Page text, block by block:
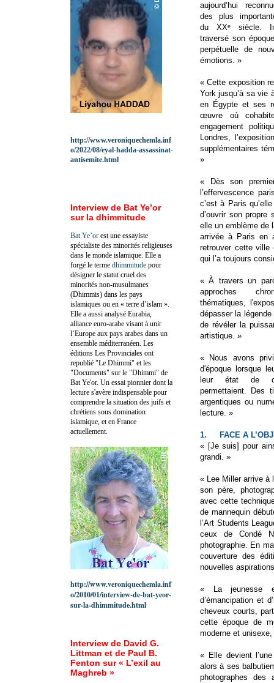
aujourd’hui
des plus
du XXᵉ siècle.
traversé son
perpétuelle de
émotions. »
« Cette exposition
York jusqu’à sa vie
en Égypte et ses
œuvre où
engagement
Londres,
supplémentaires
»
« Dès son
l’effervescence
c’est à Paris
d’ouvrir son
elle un emblème de
arrivée à Paris en
retrouver cette ville
qui l’a toujours
« À travers un
approches
thématiques,
dépasser la
de révéler la
artistique. »
« Nous avons
d'époque lorsque
leur état de
permettaient. Des
argentiques ou
lecture. »
1.
FACE A
« [Je suis] pour
grandi. »
« Lee Miller arrive à
son père,
avec cette
de mannequin
l’Art Students
ceux de Condé
photographie. En
couverture des
nouvelles
« La jeunesse
d’émancipation et
cheveux courts,
cette époque de
moderne et
« Elle devient
alors à ses
photographes
http://www.veroniquechemla.inf
o/2022/08/eyal-hadda-assassinat-
antisemite.html
Interview de Bat Ye’or
sur la dhimmitude
Bat Ye’or est une essayiste
spécialiste des minorités religieuses
dans le monde islamique. Elle a
forgé le terme dhimmitude pour
désigner le statut cruel des
minorités non-musulmanes
(Dhimmis) dans les pays
islamiques ou en « terre d’islam ».
Elle a aussi analysé Eurabia,
alliance euro-arabe visant à unir
l’Europe aux pays arabes dans un
ensemble méditerranéen. Les
éditions Les Provinciales ont
republié "Le Dhimmi" et les
"Documents" sur le "Dhimmi" de
Bat Ye'or. Un essai pionnier dont la
lecture s'avère indispensable pour
comprendre la situation des juifs et
chrétiens sous domination
islamique, et en France
actuellement.
http://www.veroniquechemla.inf
o/2010/01/interview-de-bat-yeor-
sur-la-dhimmitude.html
Interview de David G.
Littman et de Paul B.
Fenton sur « L’exil au
Maghreb »